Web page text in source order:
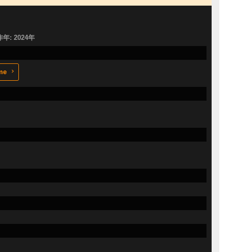
年: 2024年